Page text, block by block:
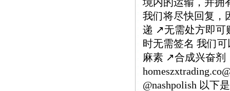
我们将尽快回复，
递 ↗️无需处方即
时无需签名 我们
麻素 ↗️合成兴奋
@nashpolish 以下